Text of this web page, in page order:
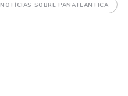
NOTÍCIAS SOBRE PANATLANTICA